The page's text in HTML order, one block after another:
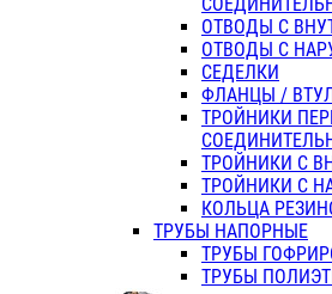
ОТВОДЫ С
ОТВОДЫ С
СЕДЕЛКИ
ФЛАНЦЫ /
ТРОЙНИКИ
ТРОЙНИКИ С
ТРОЙНИКИ С
КОЛЬЦА
ТРУБЫ НАПОРНЫЕ
ТРУБЫ
ТРУБЫ